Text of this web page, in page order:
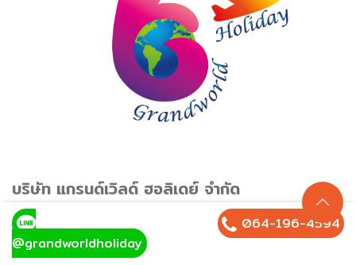
บริษัท แกรนด์เวิลด์ ฮอลิเดย์ จำกัด
บ้านเลขที่ 2/20 โครงการเสนา อเวนิว รังสิต-คลอง 1 ซอย
รังสิต-นครนายก 34 ตำบล ประชาธิปัตย์ อำเภอ ธัญบุรี
จังหวัด ปทุมธานี 12130
@grandworldholiday
064-196-4594